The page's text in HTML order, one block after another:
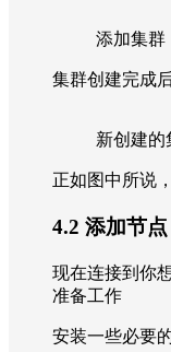
添加集群
集群创建完成
新创建的
正如图中所说
4.2 添加节点
现在连接到你
准备工作
安装一些必要